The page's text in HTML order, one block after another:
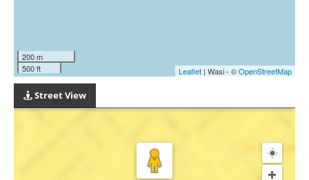
200 m
500 ft
Leaflet | Wasi - ©OpenStreetMap
Street View